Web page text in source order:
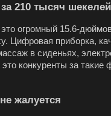
210 тысяч
огромный 15.6-
Цифровая приборка,
в сиденьях,
конкуренты за
жалуется